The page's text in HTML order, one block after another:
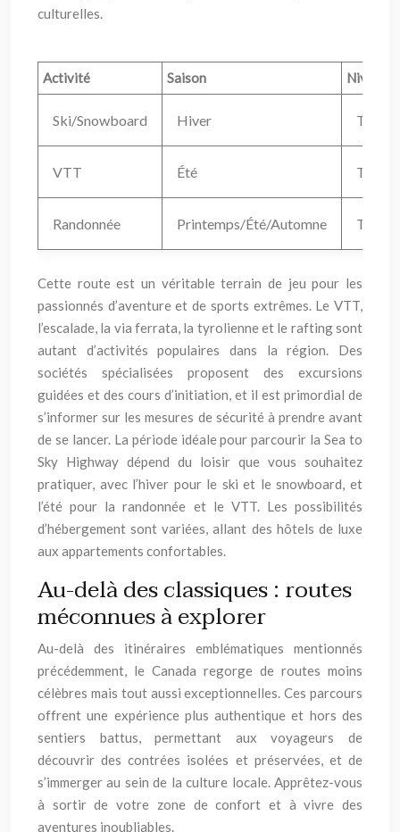
culturelles.
Activité Saison Niveau
Ski/Snowboard Hiver Tous
VTT Été Tous
Randonnée Printemps/Été/Automne Tous
Cette route est un véritable terrain de jeu pour les
passionnés d’aventure et de sports extrêmes. Le VTT,
l’escalade, la via ferrata, la tyrolienne et le rafting sont
autant d’activités populaires dans la région. Des
sociétés spécialisées proposent des excursions
guidées et des cours d’initiation, et il est primordial de
s’informer sur les mesures de sécurité à prendre avant
de se lancer. La période idéale pour parcourir la Sea to
Sky Highway dépend du loisir que vous souhaitez
pratiquer, avec l’hiver pour le ski et le snowboard, et
l’été pour la randonnée et le VTT. Les possibilités
d’hébergement sont variées, allant des hôtels de luxe
aux appartements confortables.
Au-delà des classiques : routes
méconnues à explorer
Au-delà des itinéraires emblématiques mentionnés
précédemment, le Canada regorge de routes moins
célèbres mais tout aussi exceptionnelles. Ces parcours
offrent une expérience plus authentique et hors des
sentiers battus, permettant aux voyageurs de
découvrir des contrées isolées et préservées, et de
s’immerger au sein de la culture locale. Apprêtez-vous
à sortir de votre zone de confort et à vivre des
aventures inoubliables.